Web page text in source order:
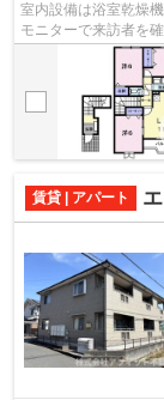
室内設備は浴室乾燥
モニターで来訪者を
きます。1ヶ月の駐車
賃貸 | アパート